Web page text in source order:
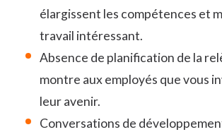
élargissent les compétences et
travail intéressant.
Absence de planification de la
montre aux employés que vous
leur avenir.
Conversations de